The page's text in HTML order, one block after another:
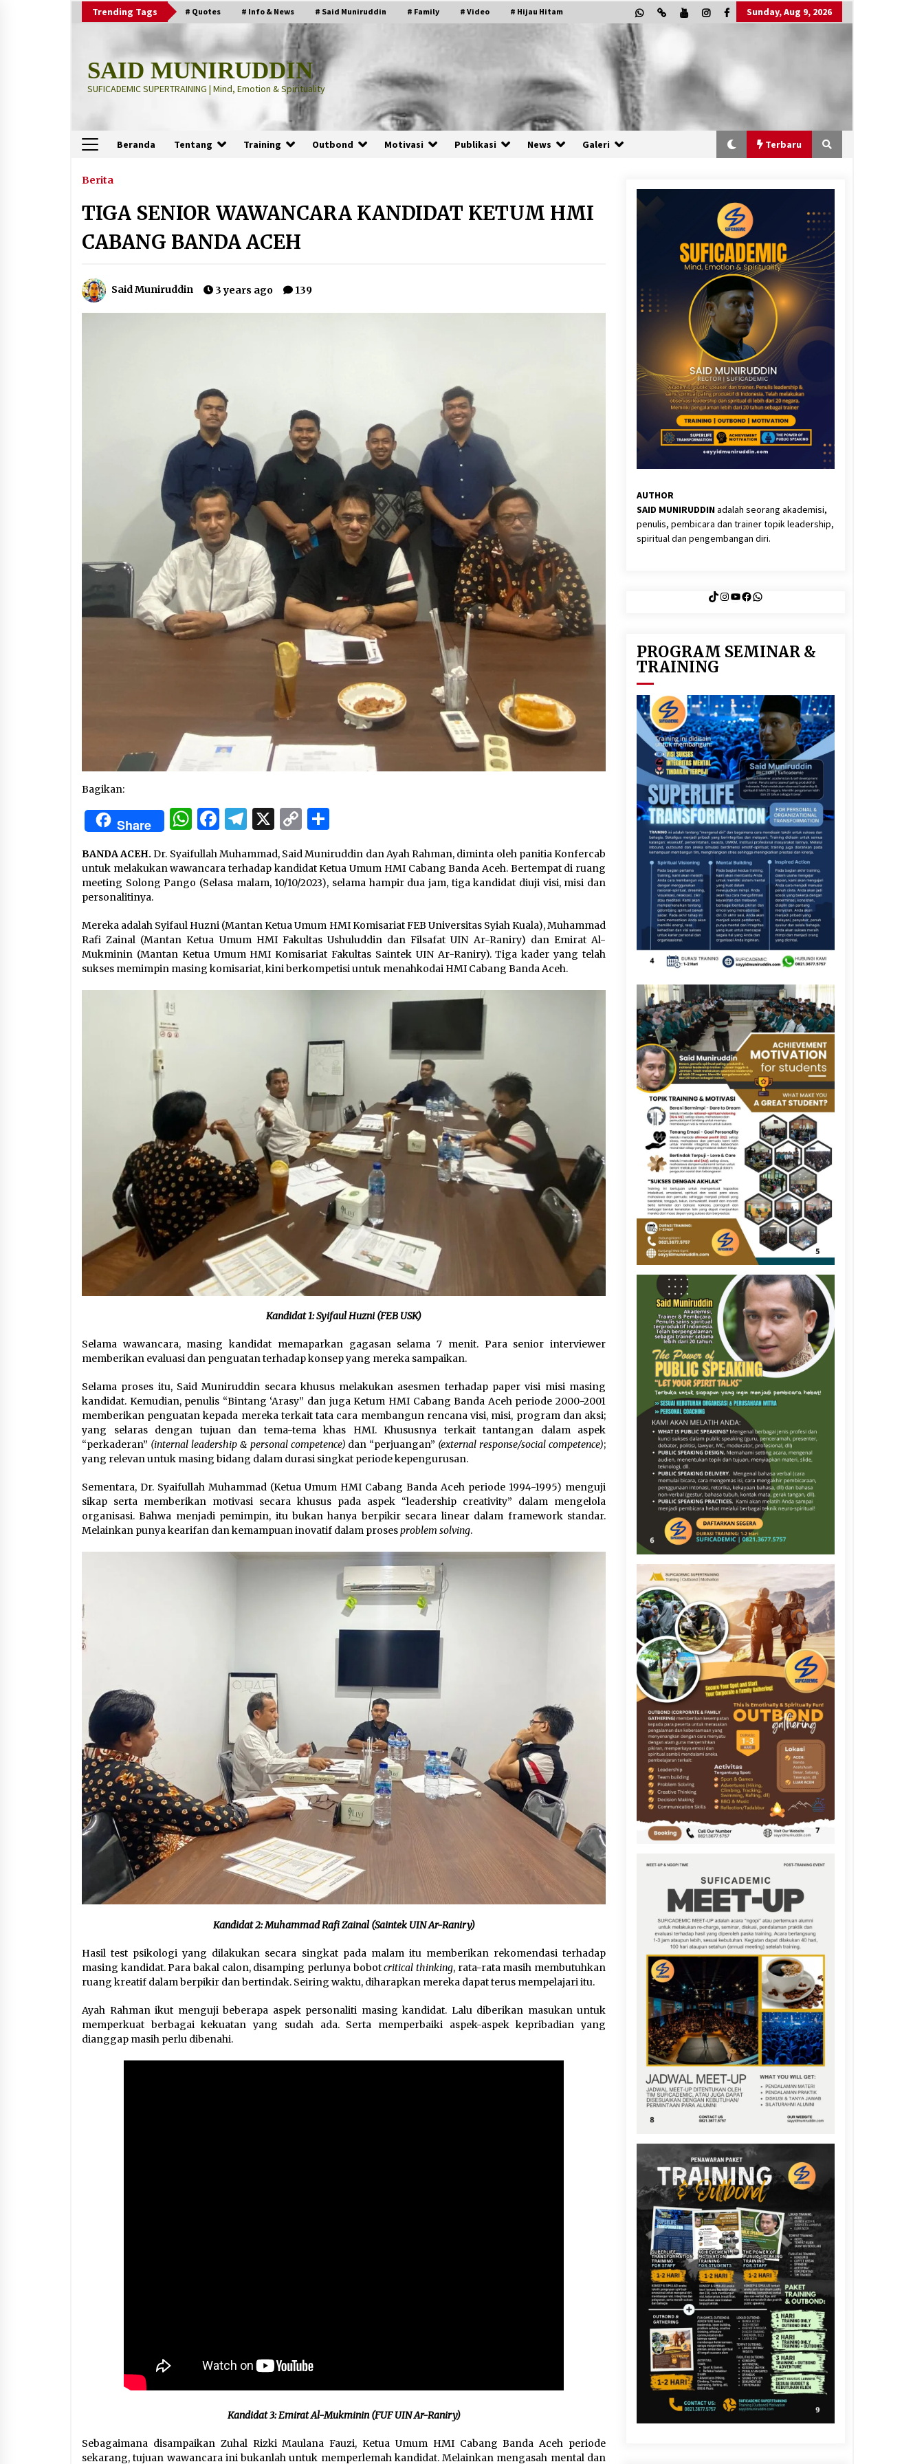
Trending Tags # Quotes # Info & News # Said Muniruddin # Family # Video # Hijau Hitam Sunday, Aug 9, 2026
SAID MUNIRUDDIN
SUFICADEMIC SUPERTRAINING | Mind, Emotion & Spirituality
Beranda Tentang Training Outbond Motivasi Publikasi News Galeri Terbaru
Terbaru
“Thuma’ninah”: Cara Agama
2 months ago
PRABOWO!
“One Piece”, Cara Barat Mengejar
3 months ago
“Pohon Kehidupan”: Mati Dulu, Baru
Hidup
3 months ago 3 months ago
“Allahukrasi”: The Power of
Management!
3 months ago
Said Muniruddin Latih Mental dan
Spiritual 80 Siswa YPHC
3 months ago
Said Muniruddin Beri Pelatihan dan
Motivasi untuk 179 Guru Diniyah
Disdikbud Kota Banda Aceh
4 months ago
SELVi: Sebuah Model Motivasi
dalam Kepemimpinan Bisnis
4 months ago
Eksistensi Iran dalam Tiga Ayat:
Memahami Aliansi Yahudi dan
Kristen dalam Dinamika Nubuwwat
5 months ago
Berita
TIGA SENIOR WAWANCARA KANDIDAT KETUM HMI
CABANG BANDA ACEH
Said Muniruddin 3 years ago 139
Bagikan:
Share WhatsApp
Facebook
Telegram
X Copy
BANDA ACEH. Dr. Syaifullah Muhammad, Said Muniruddin dan Ayah Rahman, diminta oleh panitia Konfercab
untuk melakukan wawancara terhadap kandidat Ketua Umum HMI Cabang Banda Aceh. Bertempat di ruang
meeting Solong Pango (Selasa malam, 10/10/2023), selama hampir dua jam, tiga kandidat diuji visi, misi dan
personalitinya.
Mereka adalah Syifaul Huzni (Mantan Ketua Umum HMI Komisariat FEB Universitas Syiah Kuala), Muhammad
Rafi Zainal (Mantan Ketua Umum HMI Fakultas Ushuluddin dan Filsafat UIN Ar-Raniry) dan Emirat Al-
Mukminin (Mantan Ketua Umum HMI Komisariat Fakultas Saintek UIN Ar-Raniry). Tiga kader yang telah
sukses memimpin masing komisariat, kini berkompetisi untuk menahkodai HMI Cabang Banda Aceh.
Kandidat 1: Syifaul Huzni (FEB USK)
Selama wawancara, masing kandidat memaparkan gagasan selama 7 menit. Para senior interviewer
memberikan evaluasi dan penguatan terhadap konsep yang mereka sampaikan.
Selama proses itu, Said Muniruddin secara khusus melakukan asesmen terhadap paper visi misi masing
kandidat. Kemudian, penulis “Bintang ‘Arasy” dan juga Ketum HMI Cabang Banda Aceh periode 2000-2001
memberikan penguatan kepada mereka terkait tata cara membangun rencana visi, misi, program dan aksi;
yang selaras dengan tujuan dan tema-tema khas HMI. Khususnya terkait tantangan dalam aspek
“perkaderan” (internal leadership & personal competence) dan “perjuangan” (external response/social competence);
yang relevan untuk masing bidang dalam durasi singkat periode kepengurusan.
Sementara, Dr. Syaifullah Muhammad (Ketua Umum HMI Cabang Banda Aceh periode 1994-1995) menguji
sikap serta memberikan motivasi secara khusus pada aspek “leadership creativity” dalam mengelola
organisasi. Bahwa menjadi pemimpin, itu bukan hanya berpikir secara linear dalam framework standar.
Melainkan punya kearifan dan kemampuan inovatif dalam prosesproblem solving.
Kandidat 2: Muhammad Rafi Zainal (Saintek UIN Ar-Raniry)
Hasil test psikologi yang dilakukan secara singkat pada malam itu memberikan rekomendasi terhadap
masing kandidat. Para bakal calon, disamping perlunya bobotcritical thinking, rata-rata masih membutuhkan
ruang kreatif dalam berpikir dan bertindak. Seiring waktu, diharapkan mereka dapat terus mempelajari itu.
Ayah Rahman ikut menguji beberapa aspek personaliti masing kandidat. Lalu diberikan masukan untuk
memperkuat berbagai kekuatan yang sudah ada. Serta memperbaiki aspek-aspek kepribadian yang
dianggap masih perlu dibenahi.
Kandidat 3: Emirat Al-Mukminin (FUF UIN Ar-Raniry)
Sebagaimana disampaikan Zuhal Rizki Maulana Fauzi, Ketua Umum HMI Cabang Banda Aceh periode
sekarang, tujuan wawancara ini bukanlah untuk memperlemah kandidat. Melainkan mengasah mental dan
AUTHOR
SAID MUNIRUDDINadalah seorang akademisi,
penulis, pembicara dan trainer topik leadership,
spiritual dan pengembangan diri.
TikTok
Instagram
YouTube
Facebook
WhatsApp
PROGRAM SEMINAR &
TRAINING